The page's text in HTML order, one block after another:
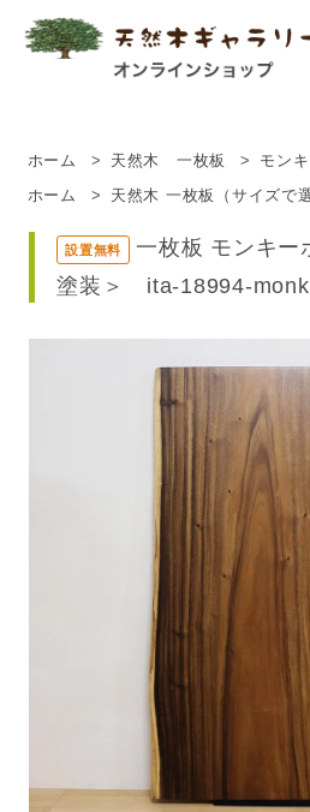
ホーム > 天然木 一枚板 > モン
ホーム > 天然木 一枚板（サイズで
設置無料
一枚板 モンキ
塗装＞ ita-18994-